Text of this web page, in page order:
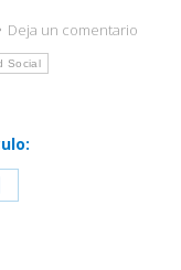
Deja un comentario
Social